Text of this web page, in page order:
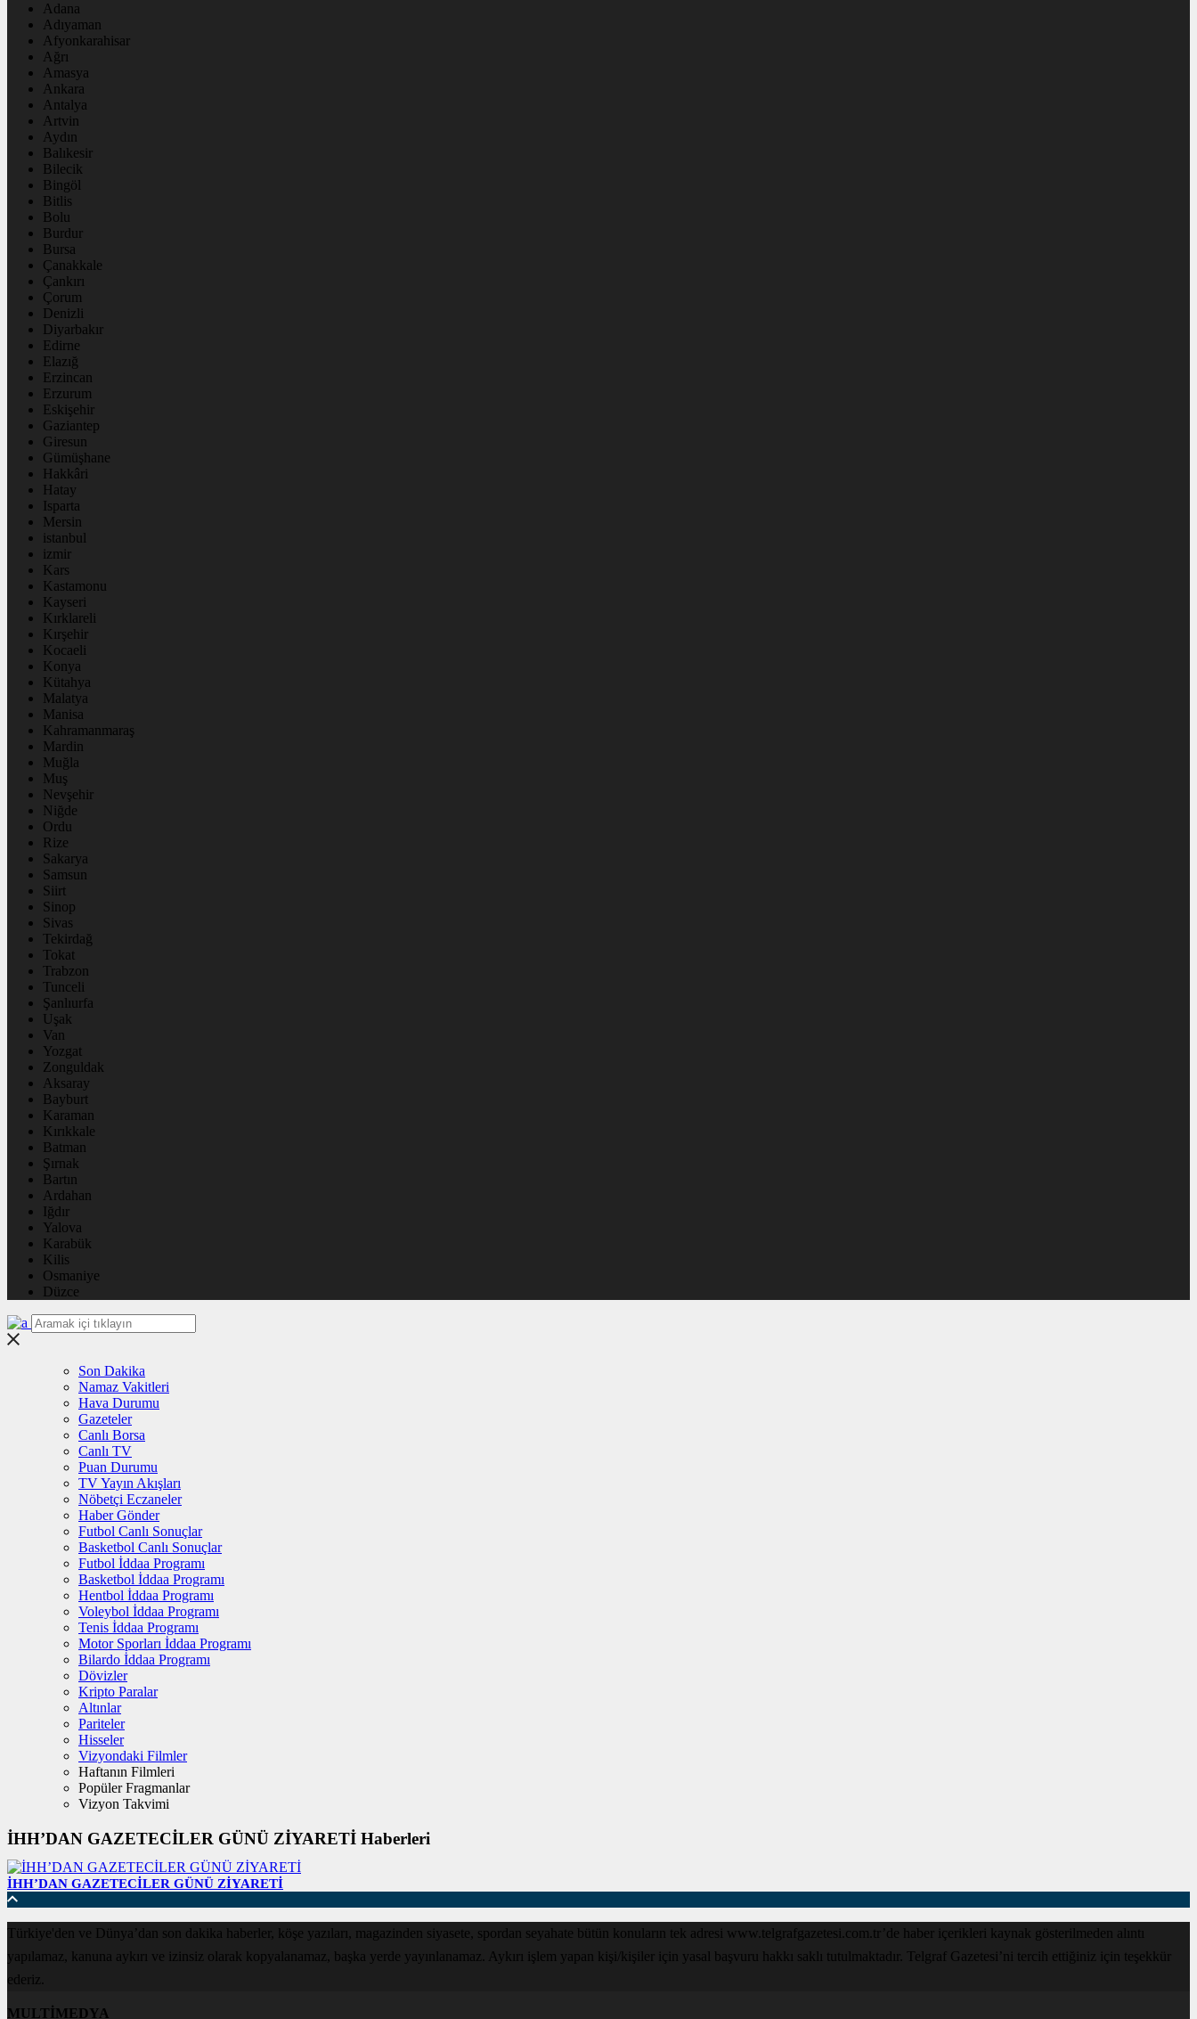
Adana
Adıyaman
Afyonkarahisar
Ağrı
Amasya
Ankara
Antalya
Artvin
Aydın
Balıkesir
Bilecik
Bingöl
Bitlis
Bolu
Burdur
Bursa
Çanakkale
Çankırı
Çorum
Denizli
Diyarbakır
Edirne
Elazığ
Erzincan
Erzurum
Eskişehir
Gaziantep
Giresun
Gümüşhane
Hakkâri
Hatay
Isparta
Mersin
istanbul
izmir
Kars
Kastamonu
Kayseri
Kırklareli
Kırşehir
Kocaeli
Konya
Kütahya
Malatya
Manisa
Kahramanmaraş
Mardin
Muğla
Muş
Nevşehir
Niğde
Ordu
Rize
Sakarya
Samsun
Siirt
Sinop
Sivas
Tekirdağ
Tokat
Trabzon
Tunceli
Şanlıurfa
Uşak
Van
Yozgat
Zonguldak
Aksaray
Bayburt
Karaman
Kırıkkale
Batman
Şırnak
Bartın
Ardahan
Iğdır
Yalova
Karabük
Kilis
Osmaniye
Düzce
Son Dakika
Namaz Vakitleri
Hava Durumu
Gazeteler
Canlı Borsa
Canlı TV
Puan Durumu
TV Yayın Akışları
Nöbetçi Eczaneler
Haber Gönder
Futbol Canlı Sonuçlar
Basketbol Canlı Sonuçlar
Futbol İddaa Programı
Basketbol İddaa Programı
Hentbol İddaa Programı
Voleybol İddaa Programı
Tenis İddaa Programı
Motor Sporları İddaa Programı
Bilardo İddaa Programı
Dövizler
Kripto Paralar
Altınlar
Pariteler
Hisseler
Vizyondaki Filmler
Haftanın Filmleri
Popüler Fragmanlar
Vizyon Takvimi
İHH’DAN GAZETECİLER GÜNÜ ZİYARETİ Haberleri
İHH’DAN GAZETECİLER GÜNÜ ZİYARETİ
Türkiye'den ve Dünya’dan son dakika haberler, köşe yazıları, magazinden siyasete, spordan seyahate bütün konuların tek adresi www.telgrafgazetesi.com.tr’de haber içerikleri kaynak gösterilmeden alıntı
yapılamaz, kanuna aykırı ve izinsiz olarak kopyalanamaz, başka yerde yayınlanamaz. Aykırı işlem yapan kişi/kişiler için yasal başvuru hakkı saklı tutulmaktadır. Telgraf Gazetesi’ni tercih ettiğiniz için teşekkür
ederiz.
MULTİMEDYA